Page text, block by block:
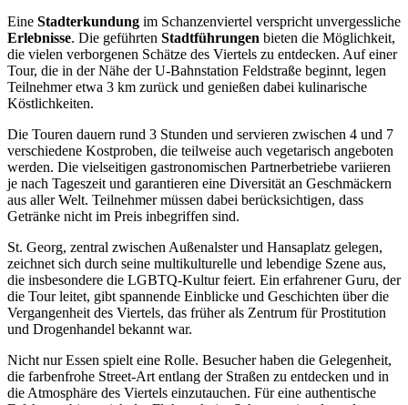
Eine Stadterkundung im Schanzenviertel verspricht unvergessliche
Erlebnisse. Die geführten Stadtführungen bieten die Möglichkeit,
die vielen verborgenen Schätze des Viertels zu entdecken. Auf einer
Tour, die in der Nähe der U-Bahnstation Feldstraße beginnt, legen
Teilnehmer etwa 3 km zurück und genießen dabei kulinarische
Köstlichkeiten.
Die Touren dauern rund 3 Stunden und servieren zwischen 4 und 7
verschiedene Kostproben, die teilweise auch vegetarisch angeboten
werden. Die vielseitigen gastronomischen Partnerbetriebe variieren
je nach Tageszeit und garantieren eine Diversität an Geschmäckern
aus aller Welt. Teilnehmer müssen dabei berücksichtigen, dass
Getränke nicht im Preis inbegriffen sind.
St. Georg, zentral zwischen Außenalster und Hansaplatz gelegen,
zeichnet sich durch seine multikulturelle und lebendige Szene aus,
die insbesondere die LGBTQ-Kultur feiert. Ein erfahrener Guru, der
die Tour leitet, gibt spannende Einblicke und Geschichten über die
Vergangenheit des Viertels, das früher als Zentrum für Prostitution
und Drogenhandel bekannt war.
Nicht nur Essen spielt eine Rolle. Besucher haben die Gelegenheit,
die farbenfrohe Street-Art entlang der Straßen zu entdecken und in
die Atmosphäre des Viertels einzutauchen. Für eine authentische